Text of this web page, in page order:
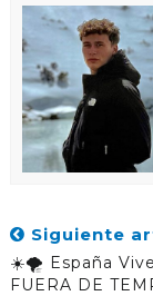
Siguiente
☀️🌪️ España
FUERA DE